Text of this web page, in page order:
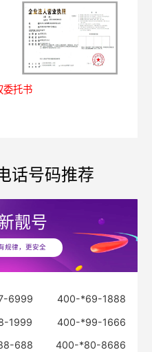
委托书
话号码推荐
靓号
规律，更安全
6999
400-*69-1888
1999
400-*99-1666
688
400-*80-8686